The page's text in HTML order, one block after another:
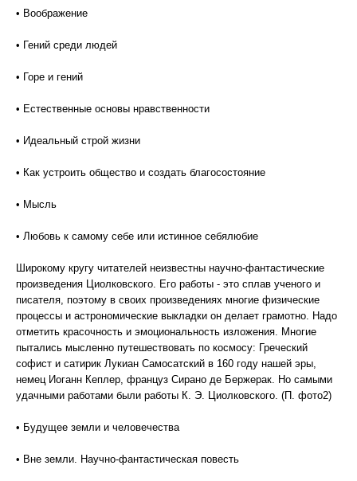
• Воображение
• Гений среди людей
• Горе и гений
• Естественные основы нравственности
• Идеальный строй жизни
• Как устроить общество и создать благосостояние
• Мысль
• Любовь к самому себе или истинное себялюбие
Широкому кругу читателей неизвестны научно-фантастические
произведения Циолковского. Его работы - это сплав ученого и
писателя, поэтому в своих произведениях многие физические
процессы и астрономические выкладки он делает грамотно. Надо
отметить красочность и эмоциональность изложения. Многие
пытались мысленно путешествовать по космосу: Греческий
софист и сатирик Лукиан Самосатский в 160 году нашей эры,
немец Иоганн Кеплер, француз Сирано де Бержерак. Но самыми
удачными работами были работы К. Э. Циолковского. (П. фото2)
• Будущее земли и человечества
• Вне земли. Научно-фантастическая повесть